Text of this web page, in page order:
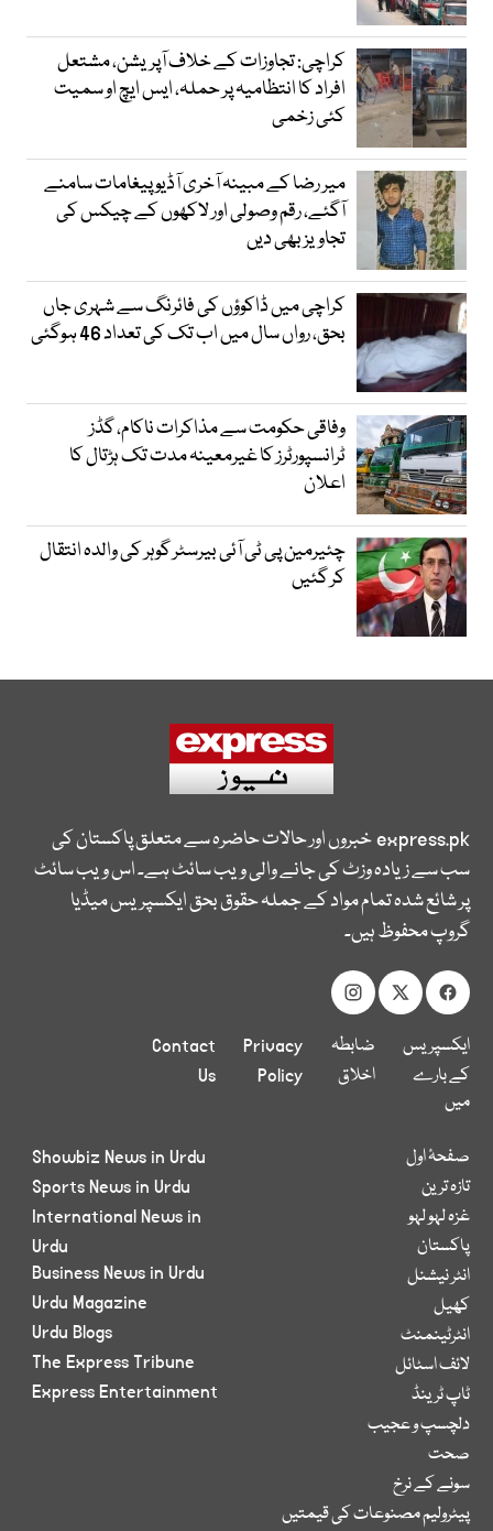
کراچی: تجاوزات کے خلاف آپریشن، مشتعل
افراد کا انتظامیہ پر حملہ، ایس ایچ او سمیت
کئی زخمی
میر رضا کے مبینہ آخری آڈیو پیغامات سامنے
آگئے، رقم وصولی اور لاکھوں کے چیکس کی
تجاویز بھی دیں
کراچی میں ڈاکوؤں کی فائرنگ سے شہری جاں
بحق، رواں سال میں اب تک کی تعداد 46 ہوگئی
وفاقی حکومت سے مذاکرات ناکام، گڈز
ٹرانسپورٹرز کا غیرمعینہ مدت تک ہڑتال کا
اعلان
چئیرمین پی ٹی آئی بیرسٹر گوہر کی والدہ انتقال
کر گئیں
express.pkخبروں اور حالات حاضرہ سے متعلق پاکستان کی
سب سے زیادہ وزٹ کی جانے والی ویب سائٹ ہے۔ اس ویب سائٹ
پر شائع شدہ تمام مواد کے جملہ حقوق بحق ایکسپریس میڈیا
گروپ محفوظ ہیں۔
ایکسپریس
کے بارے
میں
ضابطہ
اخلاق
Privacy
Policy
Contact
Us
صفحۂ اول
تازہ ترین
غزہ لہو لہو
پاکستان
انٹر نیشنل
کھیل
انٹرٹینمنٹ
لائف اسٹائل
ٹاپ ٹرینڈ
دلچسپ و عجیب
صحت
سونے کے نرخ
پیٹرولیم مصنوعات کی قیمتیں
Showbiz News in Urdu
Sports News in Urdu
International News in
Urdu
Business News in Urdu
Urdu Magazine
Urdu Blogs
The Express Tribune
Express Entertainment